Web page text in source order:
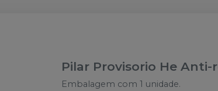
Pilar Provisorio He Anti-
Embalagem com 1 unidade.